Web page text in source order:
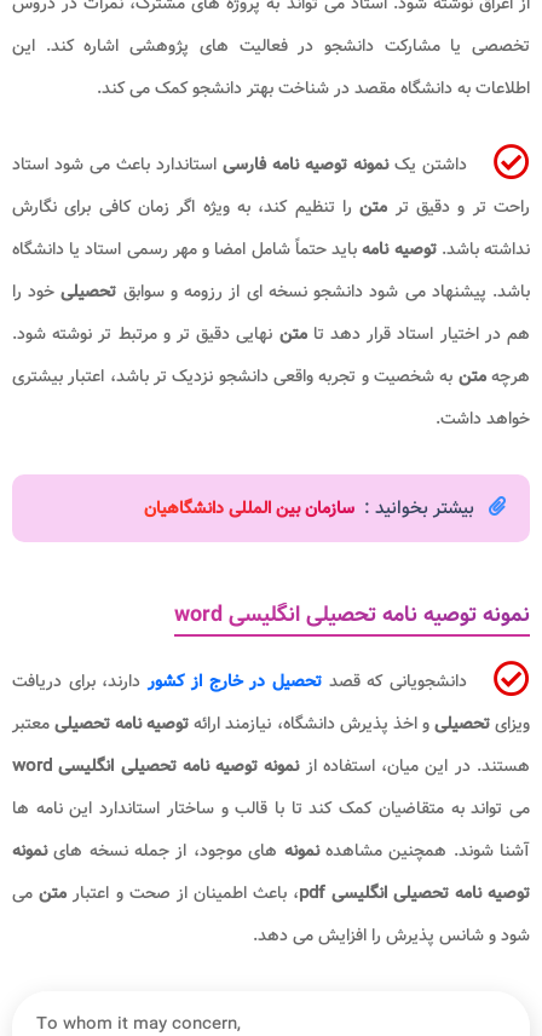
تخصصی یا مشارکت دانشجو در فعالیت های پژوهشی اشاره کند. این
اطلاعات به دانشگاه مقصد در شناخت بهتر دانشجو کمک می کند.
داشتن یکنمونه توصیه نامه فارسی استاندارد باعث می شود استاد
راحت تر و دقیق تر متنرا تنظیم کند، به ویژه اگر زمان کافی برای نگارش
نداشته باشد.توصیه نامهباید حتماً شامل امضا و مهر رسمی استاد یا دانشگاه
باشد. پیشنهاد می شود دانشجو نسخه ای از رزومه و سوابق تحصیلی خود را
هم در اختیار استاد قرار دهد تامتن نهایی دقیق تر و مرتبط تر نوشته شود.
هرچهمتن به شخصیت و تجربه واقعی دانشجو نزدیک تر باشد، اعتبار بیشتری
خواهد داشت.
بیشتر بخوانید : سازمان بین المللی دانشگاهیان
نمونه توصیه نامه تحصیلی انگلیسی word
دانشجویانی که قصدتحصیل در خارج از کشوردارند، برای دریافت
ویزایتحصیلیو اخذ پذیرش دانشگاه، نیازمند ارائهتوصیه نامه تحصیلیمعتبر
هستند. در این میان، استفاده ازنمونه توصیه نامه تحصیلی انگلیسی word
می تواند به متقاضیان کمک کند تا با قالب و ساختار استاندارد این نامه ها
آشنا شوند. همچنین مشاهدهنمونه های موجود، از جمله نسخه هاینمونه
توصیه نامه تحصیلی انگلیسی pdf، باعث اطمینان از صحت و اعتبار متن می
شود و شانس پذیرش را افزایش می دهد.
To whom it may concern,